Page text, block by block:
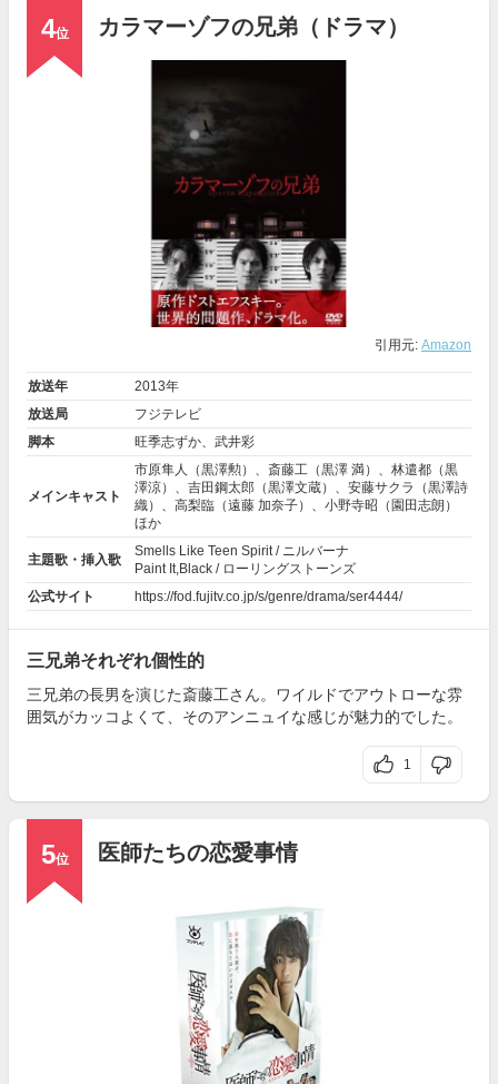
4位 カラマーゾフの兄弟（ドラマ）
引用元: Amazon
放送年
2013年
放送局
フジテレビ
脚本
旺季志ずか、武井彩
メインキャスト
市原隼人 （黒澤勲）、 斎藤工 （黒澤 満）、 林遣都 （黒
澤涼）、 吉田鋼太郎 （黒澤文蔵）、 安藤サクラ
（黒澤詩
織）、 高梨臨 （遠藤 加奈子）、 小野寺昭 （園田志朗）
ほか
主題歌・挿入歌
Smells Like Teen Spirit / ニルバーナ
Paint It,Black / ローリングストーンズ
公式サイト
https://fod.fujitv.co.jp/s/genre/drama/ser4444/
三兄弟それぞれ個性的
三兄弟の長男を演じた斎藤工さん。ワイルドでアウトローな雰
囲気がカッコよくて、そのアンニュイな感じが魅力的でした。
1
5位 医師たちの恋愛事情